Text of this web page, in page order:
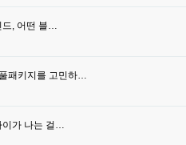
드, 어떤 블…
패키지를 고민하…
이가 나는 걸…